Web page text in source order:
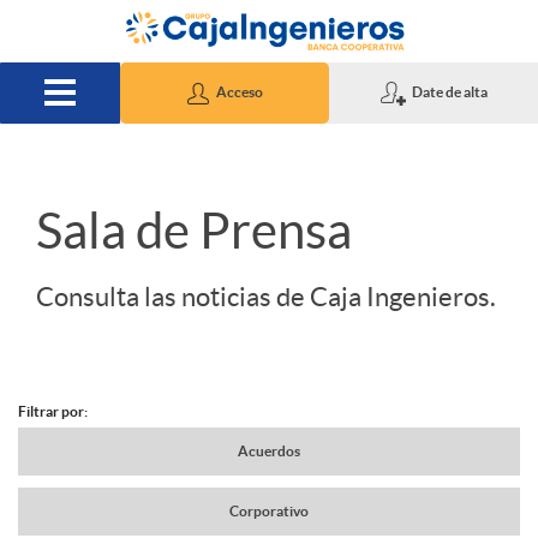
Saltar al contenido principal
Acceso Date de alta
S
Sala de Prensa
Consulta las noticias de Caja Ingenieros.
N
Filtrar por:
Acuerdos
Corporativo